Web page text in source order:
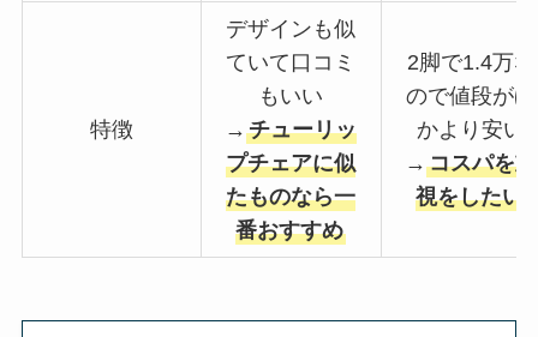
特徴
デザインも似
ていて口コミ
もいい
→チューリッ
プチェアに似
たものなら一
番おすすめ
2脚で1.4万な
ので値段がほ
かより安い
→コスパを重
視をしたい